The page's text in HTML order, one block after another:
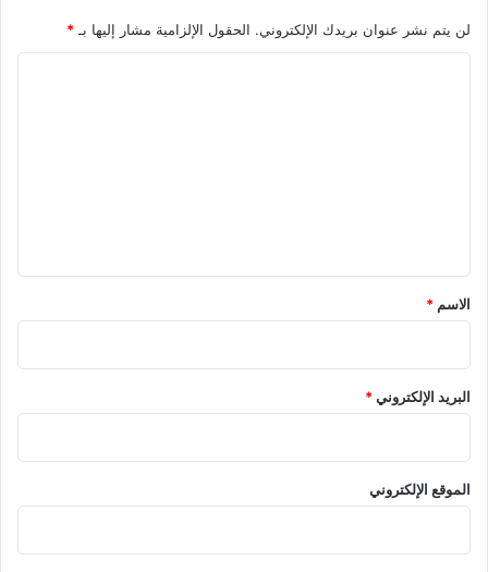
لن يتم نشر عنوان بريدك الإلكتروني. الحقول الإلزامية مشار إليها بـ*
*
الاسم *
البريد الإلكتروني*
الموقع الإلكتروني